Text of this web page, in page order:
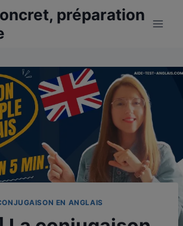
préparation
EN ANGLAIS